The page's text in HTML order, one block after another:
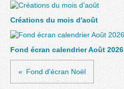
Créations du mois d'août
Fond écran calendrier Août 2026
Fond d'écran Noël